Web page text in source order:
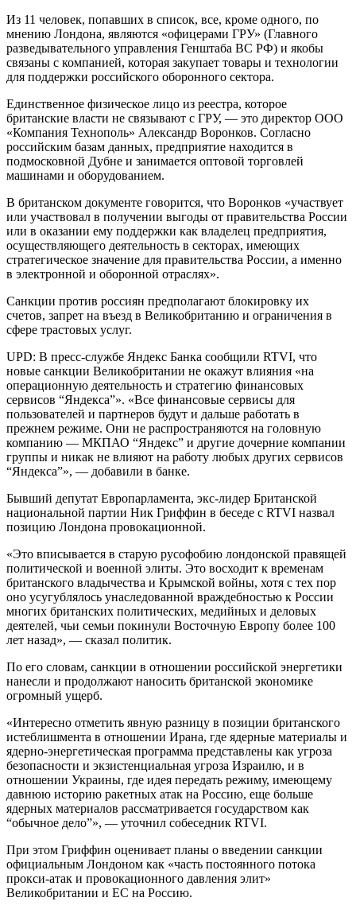
Из 11 человек, попавших в список, все, кроме одного, по
мнению Лондона, являются «офицерами ГРУ» (Главного
разведывательного управления Генштаба ВС РФ) и якобы
связаны с компанией, которая закупает товары и технологии
для поддержки российского оборонного сектора.
Единственное физическое лицо из реестра, которое
британские власти не связывают с ГРУ, — это директор ООО
«Компания Технополь» Александр Воронков. Согласно
российским базам данных, предприятие находится в
подмосковной Дубне и занимается оптовой торговлей
машинами и оборудованием.
В британском документе говорится, что Воронков «участвует
или участвовал в получении выгоды от правительства России
или в оказании ему поддержки как владелец предприятия,
осуществляющего деятельность в секторах, имеющих
стратегическое значение для правительства России, а именно
в электронной и оборонной отраслях».
Санкции против россиян предполагают блокировку их
счетов, запрет на въезд в Великобританию и ограничения в
сфере трастовых услуг.
UPD: В пресс-службе Яндекс Банка сообщили RTVI, что
новые санкции Великобритании не окажут влияния «на
операционную деятельность и стратегию финансовых
сервисов “Яндекса”». «Все финансовые сервисы для
пользователей и партнеров будут и дальше работать в
прежнем режиме. Они не распространяются на головную
компанию — МКПАО “Яндекс” и другие дочерние компании
группы и никак не влияют на работу любых других сервисов
“Яндекса”», — добавили в банке.
Бывший депутат Европарламента, экс-лидер Британской
национальной партии Ник Гриффин в беседе с RTVI назвал
позицию Лондона провокационной.
«Это вписывается в старую русофобию лондонской правящей
политической и военной элиты. Это восходит к временам
британского владычества и Крымской войны, хотя с тех пор
оно усугублялось унаследованной враждебностью к России
многих британских политических, медийных и деловых
деятелей, чьи семьи покинули Восточную Европу более 100
лет назад», — сказал политик.
По его словам, санкции в отношении российской энергетики
нанесли и продолжают наносить британской экономике
огромный ущерб.
«Интересно отметить явную разницу в позиции британского
истеблишмента в отношении Ирана, где ядерные материалы и
ядерно-энергетическая программа представлены как угроза
безопасности и экзистенциальная угроза Израилю, и в
отношении Украины, где идея передать режиму, имеющему
давнюю историю ракетных атак на Россию, еще больше
ядерных материалов рассматривается государством как
“обычное дело”», — уточнил собеседник RTVI.
При этом Гриффин оценивает планы о введении санкции
официальным Лондоном как «часть постоянного потока
прокси-атак и провокационного давления элит»
Великобритании и ЕС на Россию.